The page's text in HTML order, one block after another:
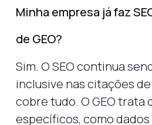
Minha empresa já faz
de GEO?
Sim. O SEO continua
inclusive nas citações de
cobre tudo. O GEO trata
específicos, como